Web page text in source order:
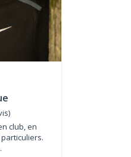
club, en